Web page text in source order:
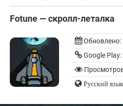
Fotune — скролл-леталка
Обновлено:
Google Play:
Русский